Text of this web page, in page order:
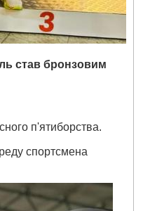
став бронзовим
п'ятиборства.
спортсмена